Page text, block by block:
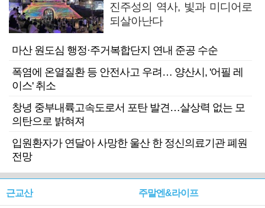
진주성의 역사, 빛과 미디어로
되살아난다
마산 원도심 행정·주거복합단지 연내 준공 수순
폭염에 온열질환 등 안전사고 우려… 양산시, '어필 레
이스' 취소
창녕 중부내륙고속도로서 포탄 발견…살상력 없는 모
의탄으로 밝혀져
입원환자가 연달아 사망한 울산 한 정신의료기관 폐원
전망
근교산 주말엔&라이프